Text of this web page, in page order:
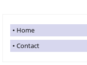
Home
Contact